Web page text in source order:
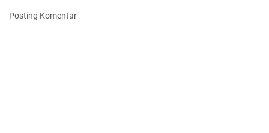
Posting Komentar